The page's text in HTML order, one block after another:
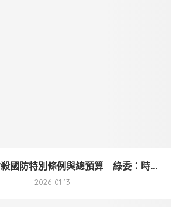
國防特別條例與總預算 綠委：時...
2026-01-13